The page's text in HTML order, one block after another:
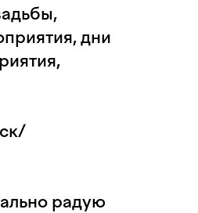
дни
радую